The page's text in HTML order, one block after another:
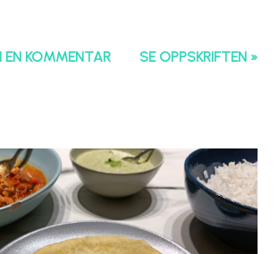
EN KOMMENTAR SE OPPSKRIFTEN »